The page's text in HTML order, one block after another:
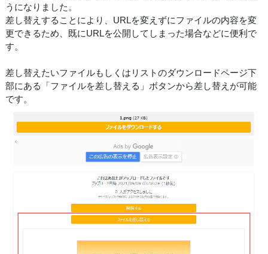
うになりました。
差し替えすることにより、URLを変えずにファイルの内容を変
更できるため、既にURLを公開してしまった場合などに便利で
す。
差し替えたいファイルもしくはリストのダウンロードページ下
部にある「ファイルを差し替える」ボタンから差し替えが可能
です。